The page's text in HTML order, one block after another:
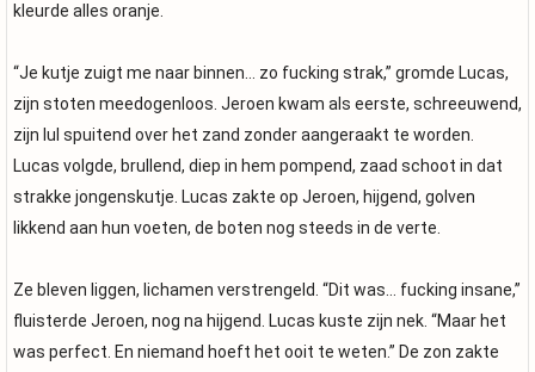
kleurde alles oranje.
“Je kutje zuigt me naar binnen… zo fucking strak,” gromde Lucas,
zijn stoten meedogenloos. Jeroen kwam als eerste, schreeuwend,
zijn lul spuitend over het zand zonder aangeraakt te worden.
Lucas volgde, brullend, diep in hem pompend, zaad schoot in dat
strakke jongenskutje. Lucas zakte op Jeroen, hijgend, golven
likkend aan hun voeten, de boten nog steeds in de verte.
Ze bleven liggen, lichamen verstrengeld. “Dit was… fucking insane,”
fluisterde Jeroen, nog na hijgend. Lucas kuste zijn nek. “Maar het
was perfect. En niemand hoeft het ooit te weten.” De zon zakte